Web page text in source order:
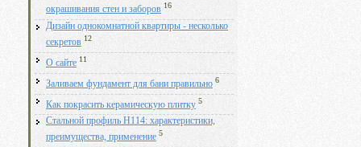
окрашивания стен и заборов 16
Дизайн однокомнатной квартиры - несколько
секретов 12
О сайте 11
Заливаем фундамент для бани правильно 6
Как покрасить керамическую плитку 5
Стальной профиль Н114: характеристики,
преимущества, применение 5